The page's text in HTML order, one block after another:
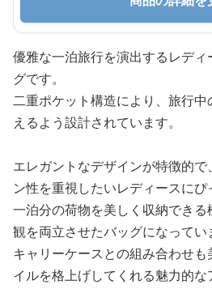
優雅な一泊旅行を演出するレデ
グです。
二重ポケット構造により、旅行
えるよう設計されています。
エレガントなデザインが特徴的
ン性を重視したいレディースにぴ
一泊分の荷物を美しく収納でき
観を両立させたバッグになってい
キャリーケースとの組み合わせ
イルを格上げしてくれる魅力的な